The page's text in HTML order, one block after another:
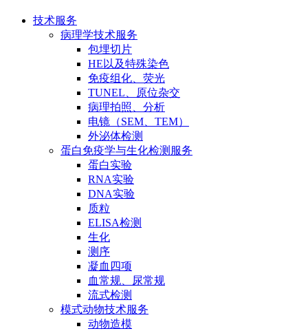
技术服务
病理学技术服务
包埋切片
HE以及特殊染色
免疫组化、荧光
TUNEL、原位杂交
病理拍照、分析
电镜（SEM、TEM）
外泌体检测
蛋白免疫学与生化检测服务
蛋白实验
RNA实验
DNA实验
质粒
ELISA检测
生化
测序
凝血四项
血常规、尿常规
流式检测
模式动物技术服务
动物造模